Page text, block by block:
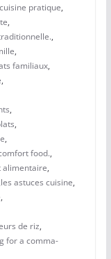
pratique,
,
,
,
familiaux,
,
,
,
,
food.,
alimentaire,
les astuces cuisine,
,
de riz,
for a comma-